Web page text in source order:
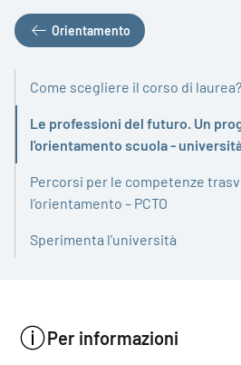
Orientamento
Come scegliere il corso di laurea?
Le professioni del futuro. Un
l'orientamento scuola -
Attivo
Percorsi per le competenze
l’orientamento – PCTO
Sperimenta l'università
Per informazioni